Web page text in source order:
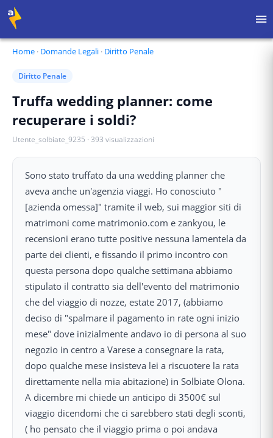
Home · Domande Legali · Diritto Penale
Diritto Penale
Truffa wedding planner: come
recuperare i soldi?
Utente_solbiate_9235 · 393 visualizzazioni
Sono stato truffato da una wedding planner che
aveva anche un'agenzia viaggi. Ho conosciuto "
[azienda omessa]" tramite il web, sui maggior siti di
matrimoni come matrimonio.com e zankyou, le
recensioni erano tutte positive nessuna lamentela da
parte dei clienti, e fissando il primo incontro con
questa persona dopo qualche settimana abbiamo
stipulato il contratto sia dell'evento del matrimonio
che del viaggio di nozze, estate 2017, (abbiamo
deciso di "spalmare il pagamento in rate ogni inizio
mese" dove inizialmente andavo io di persona al suo
negozio in centro a Varese a consegnare la rata,
dopo qualche mese insisteva lei a riscuotere la rata
direttamente nella mia abitazione) in Solbiate Olona.
A dicembre mi chiede un anticipo di 3500€ sul
viaggio dicendomi che ci sarebbero stati degli sconti,
( ho pensato che il viaggio prima o poi andava